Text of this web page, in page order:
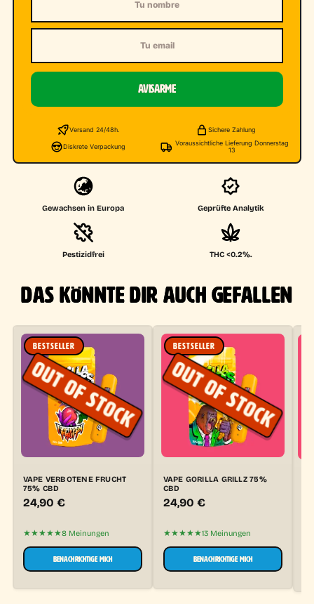
AVISARME
Versand 24/48h. Sichere Zahlung
Diskrete Verpackung
Voraussichtliche Lieferung Donnerstag
13
Gewachsen in Europa Geprüfte Analytik
Pestizidfrei THC <0.2%.
DAS KÖNNTE DIR AUCH GEFALLEN
BESTSELLER
VAPE VERBOTENE FRUCHT
75% CBD
24,90 €
★★★★★8 Meinungen
BENACHRICHTIGE MICH
BESTSELLER
VAPE GORILLA GRILLZ 75%
CBD
24,90 €
★★★★★13 Meinungen
BENACHRICHTIGE MICH